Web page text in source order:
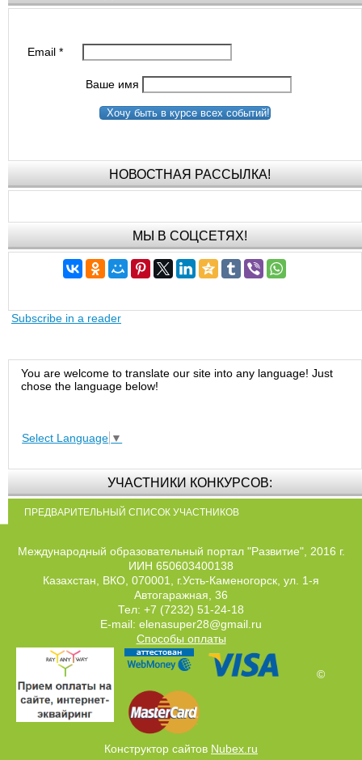
Email*
Ваше имя
Хочу быть в курсе всех событий!
НОВОСТНАЯ РАССЫЛКА!
МЫ В СОЦСЕТЯХ!
Subscribe in a reader
You are welcome to translate our site into any language! Just
chose the language below!
Select Language ▼
УЧАСТНИКИ КОНКУРСОВ:
ПРЕДВАРИТЕЛЬНЫЙ СПИСОК УЧАСТНИКОВ
Международный образовательный портал "Развитие", 2016 г.
ИИН 650603400138
Казахстан, ВКО, 070001, г.Усть-Каменогорск, ул. 1-я
Автогаражная, 36
Тел: +7 (7232) 51-24-18
E-mail: elenasuper28@gmail.ru
Способы оплаты
©
Конструктор сайтов Nubex.ru